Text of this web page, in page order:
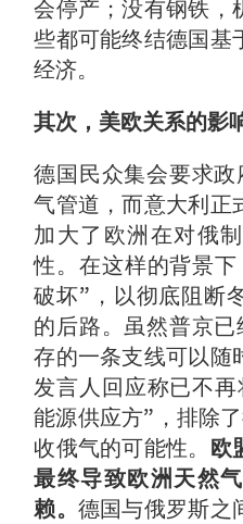
会停产；没有钢铁，
些都可能终结德国基
经济。
其次，美欧关系的影
德国民众集会要求
气管道，而意大利正
加大了欧洲在对俄
性。在这样的背景
破坏”，以彻底阻断
的后路。虽然普京
存的一条支线可以随
发言人回应称已不
能源供应方”，排除
收俄气的可能性。 欧
最终导致欧洲天然
赖。 德国与俄罗斯之